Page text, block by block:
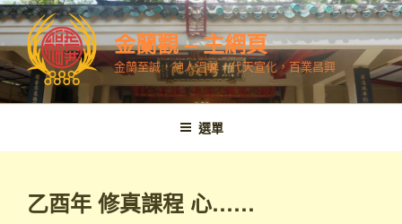
跳
至
內
容
金蘭觀 – 主網頁
金蘭至誠，神人溫馨，代天宣化，百業昌興
選單
乙酉年 修真課程 心……